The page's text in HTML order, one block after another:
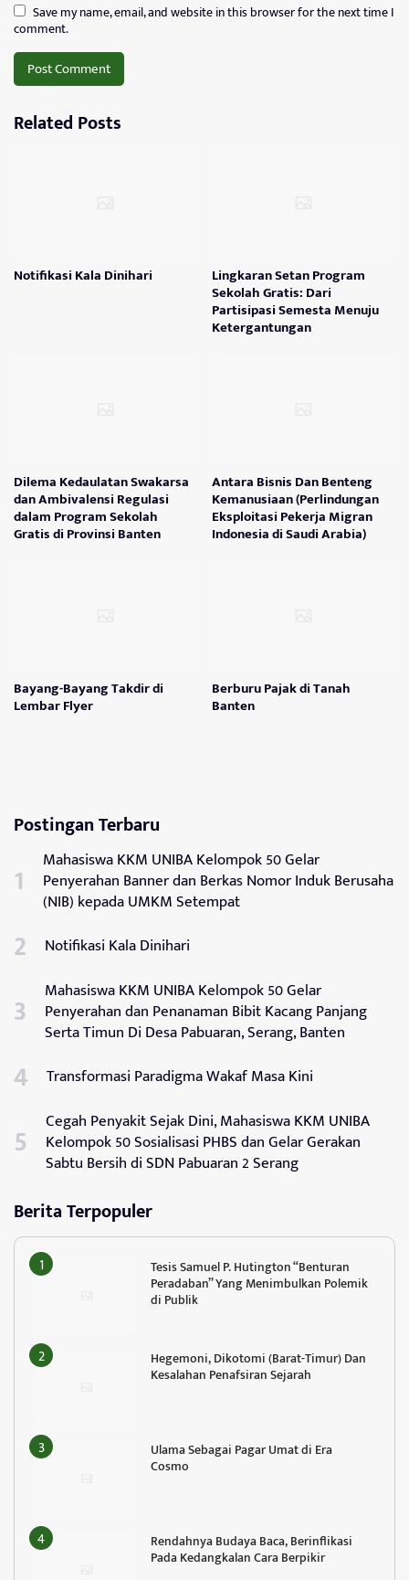
Save my name, email, and website in this browser for the next time I
comment.
Related Posts
Notifikasi Kala Dinihari Lingkaran Setan Program
Sekolah Gratis: Dari
Partisipasi Semesta Menuju
Ketergantungan
Dilema Kedaulatan Swakarsa
dan Ambivalensi Regulasi
dalam Program Sekolah
Gratis di Provinsi Banten
Antara Bisnis Dan Benteng
Kemanusiaan (Perlindungan
Eksploitasi Pekerja Migran
Indonesia di Saudi Arabia)
Bayang-Bayang Takdir di
Lembar Flyer
Berburu Pajak di Tanah
Banten
Postingan Terbaru
Mahasiswa KKM UNIBA Kelompok 50 Gelar
Penyerahan Banner dan Berkas Nomor Induk Berusaha
(NIB) kepada UMKM Setempat
Notifikasi Kala Dinihari
Mahasiswa KKM UNIBA Kelompok 50 Gelar
Penyerahan dan Penanaman Bibit Kacang Panjang
Serta Timun Di Desa Pabuaran, Serang, Banten
Transformasi Paradigma Wakaf Masa Kini
Cegah Penyakit Sejak Dini, Mahasiswa KKM UNIBA
Kelompok 50 Sosialisasi PHBS dan Gelar Gerakan
Sabtu Bersih di SDN Pabuaran 2 Serang
Berita Terpopuler
Tesis Samuel P. Hutington “Benturan
Peradaban” Yang Menimbulkan Polemik
di Publik
Hegemoni, Dikotomi (Barat-Timur) Dan
Kesalahan Penafsiran Sejarah
Ulama Sebagai Pagar Umat di Era
Cosmo
Rendahnya Budaya Baca, Berinflikasi
Pada Kedangkalan Cara Berpikir